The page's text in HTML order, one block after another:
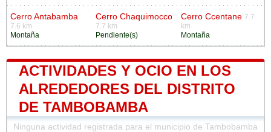
Cerro Antabamba
7.6 km
Montaña
Cerro Chaquimocco
7.7 km
Pendiente(s)
Cerro Ccentane 7.7
km
Montaña
ACTIVIDADES Y OCIO EN LOS
ALREDEDORES DEL DISTRITO
DE TAMBOBAMBA
Ninguna actividad registrada para el municipio de Tambobamba